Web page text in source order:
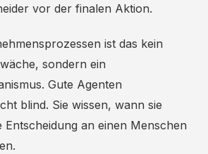
vor der finalen Aktion.
ist das kein
sondern ein
Gute Agenten
blind. Sie wissen, wann sie
Entscheidung an einen Menschen